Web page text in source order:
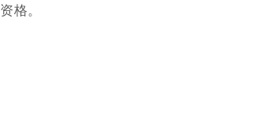
格。